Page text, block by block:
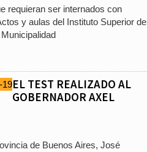
requieran ser internados con
y aulas del Instituto Superior de
EL TEST REALIZADO AL
GOBERNADOR AXEL
de Buenos Aires, José